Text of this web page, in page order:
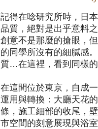
記得在唸研究所時，日
品質，絕對是出乎意料
創意不是那麼的搶眼，
的同學所沒有的細膩感
質…在這裡，看到同樣的
在這間位於東京，自成
運用與轉換：大廳天花
條，施工細部的收尾，
市空間的刻意展現與浴